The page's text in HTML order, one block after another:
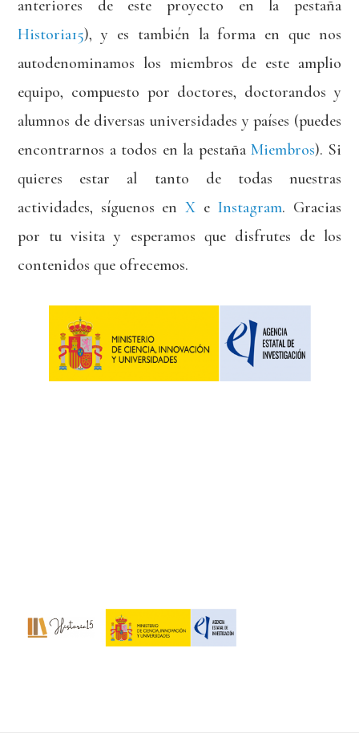
anteriores de este proyecto en la pestaña
Historia15), y es también la forma en que nos
autodenominamos los miembros de este amplio
equipo, compuesto por doctores, doctorandos y
alumnos de diversas universidades y países (puedes
encontrarnos a todos en la pestañaMiembros). Si
quieres estar al tanto de todas nuestras
actividades, síguenos en X e Instagram. Gracias
por tu visita y esperamos que disfrutes de los
contenidos que ofrecemos.